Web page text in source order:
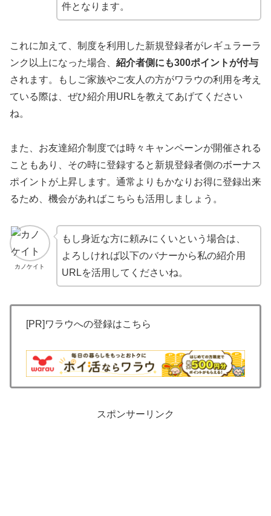
件となります。
これに加えて、制度を利用した新規登録者がレギュラーラ
ンク以上になった場合、 紹介者側にも300ポイントが付与
されます。もしご家族やご友人の方がワラウの利用を考え
ている際は、ぜひ紹介用URLを教えてあげてください
ね。
また、お友達紹介制度では時々キャンペーンが開催される
こともあり、その時に登録すると新規登録者側のボーナス
ポイントが上昇します。通常よりもかなりお得に登録出来
るため、機会があればこちらも活用しましょう。
カノケイト
もし身近な方に頼みにくいという場合は、
よろしければ以下のバナーから私の紹介用
URLを活用してくださいね。
[PR]ワラウへの登録はこちら
スポンサーリンク